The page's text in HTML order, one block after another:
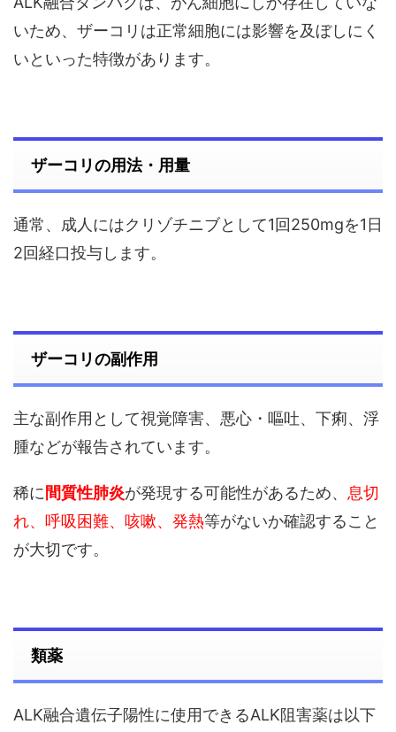
いため、ザーコリは正常細胞には影響を及ぼしにく
いといった特徴があります。
ザーコリの用法・用量
通常、成人にはクリゾチニブとして1回250mgを1日
2回経口投与します。
ザーコリの副作用
主な副作用として視覚障害、悪心・嘔吐、下痢、浮
腫などが報告されています。
稀に間質性肺炎が発現する可能性があるため、 息切
れ、呼吸困難、咳嗽、発熱等がないか確認すること
が大切です。
類薬
ALK融合遺伝子陽性に使用できるALK阻害薬は以下